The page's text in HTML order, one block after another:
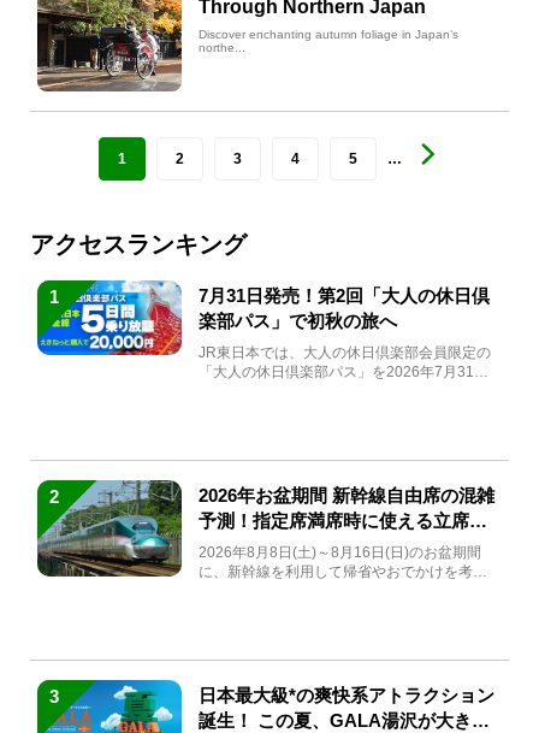
Through Northern Japan
Discover enchanting autumn foliage in Japan’s
northe...
1 2 3 4 5 …
アクセスランキング
1
7月31日発売！第2回「大人の休日倶
楽部パス」で初秋の旅へ
JR東日本では、大人の休日倶楽部会員限定の
「大人の休日倶楽部パス」を2026年7月31日
2
2026年お盆期間 新幹線自由席の混雑
予測！指定席満席時に使える立席特
急券も解説
2026年8月8日(土)～8月16日(日)のお盆期間
に、新幹線を利用して帰省やおでかけを考え
3
日本最大級*の爽快系アトラクション
誕生！ この夏、GALA湯沢が大きく